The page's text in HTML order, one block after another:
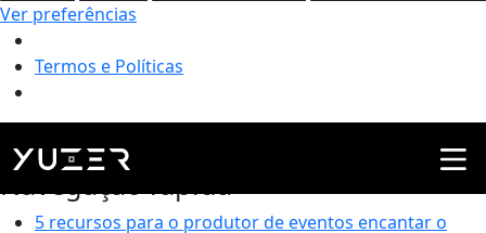
Ver preferências
Termos e Políticas
Tag:Expo Abrape
5 recursos para o produtor de eventos encantar o